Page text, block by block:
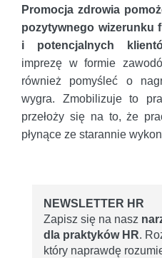
Promocja zdrowia
pozytywnego wizerunku
i potencjalnych
imprezę w formie
również pomyśleć o
wygra. Zmobilizuje to
przełoży się na to, że
płynące ze starannie
NEWSLETTER HR
Zapisz się na nasz
dla praktyków HR.
który naprawdę